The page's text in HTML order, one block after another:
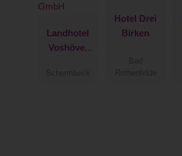
Landhotel
Voshövel
Hotel Drei
Birken